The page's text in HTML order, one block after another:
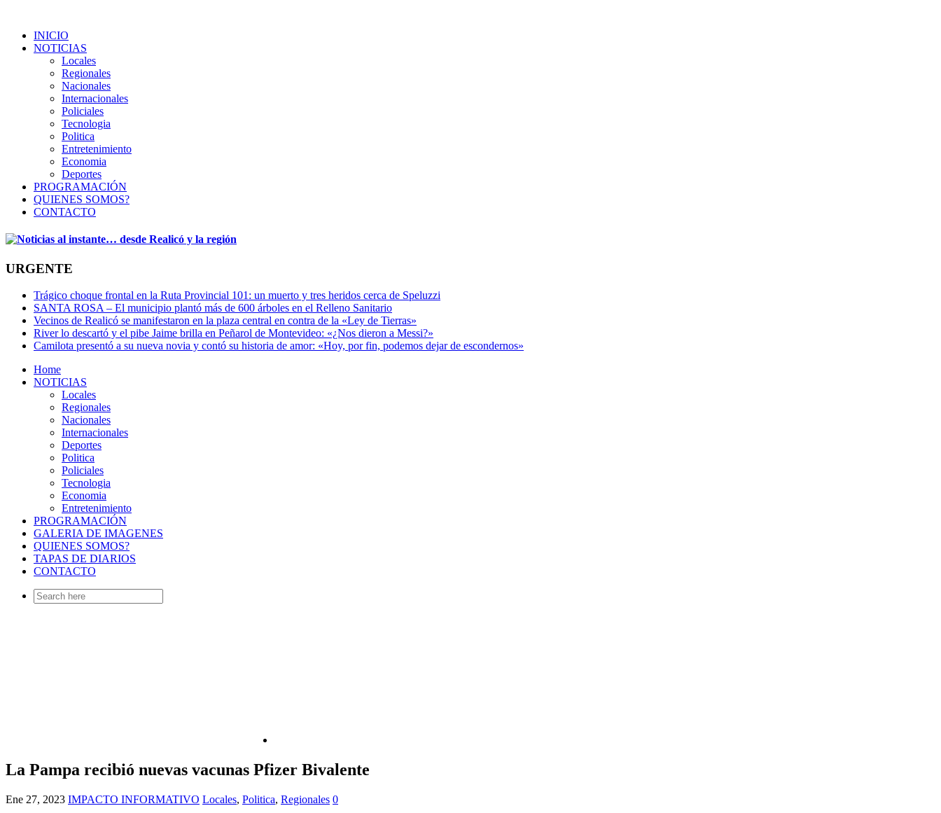
INICIO
NOTICIAS
Locales
Regionales
Nacionales
Internacionales
Policiales
Tecnologia
Politica
Entretenimiento
Economia
Deportes
PROGRAMACIÓN
QUIENES SOMOS?
CONTACTO
URGENTE
Trágico choque frontal en la Ruta Provincial 101: un muerto y tres heridos cerca de Speluzzi
SANTA ROSA – El municipio plantó más de 600 árboles en el Relleno Sanitario
Vecinos de Realicó se manifestaron en la plaza central en contra de la «Ley de Tierras»
River lo descartó y el pibe Jaime brilla en Peñarol de Montevideo: «¿Nos dieron a Messi?»
Camilota presentó a su nueva novia y contó su historia de amor: «Hoy, por fin, podemos dejar de escondernos»
Home
NOTICIAS
Locales
Regionales
Nacionales
Internacionales
Deportes
Politica
Policiales
Tecnologia
Economia
Entretenimiento
PROGRAMACIÓN
GALERIA DE IMAGENES
QUIENES SOMOS?
TAPAS DE DIARIOS
CONTACTO
Search
for:
La Pampa recibió nuevas vacunas Pfizer Bivalente
Ene 27, 2023 IMPACTO INFORMATIVO Locales, Politica, Regionales 0